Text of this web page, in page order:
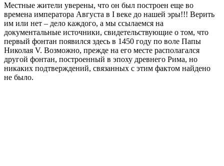
Местные жители уверены, что он был построен еще во
времена императора Августа в I веке до нашей эры!!! Верить
им или нет – дело каждого, а мы ссылаемся на
документальные источники, свидетельствующие о том, что
первый фонтан появился здесь в 1450 году по воле Папы
Николая V. Возможно, прежде на его месте располагался
другой фонтан, построенный в эпоху древнего Рима, но
никаких подтверждений, связанных с этим фактом найдено
не было.